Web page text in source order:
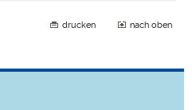
drucken nach oben